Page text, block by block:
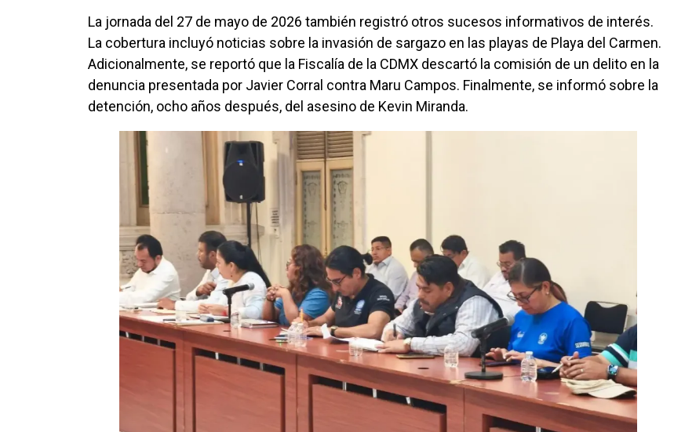
La jornada del 27 de mayo de 2026 también registró otros sucesos informativos de interés.
La cobertura incluyó noticias sobre la invasión de sargazo en las playas de Playa del Carmen.
Adicionalmente, se reportó que la Fiscalía de la CDMX descartó la comisión de un delito en la
denuncia presentada por Javier Corral contra Maru Campos. Finalmente, se informó sobre la
detención, ocho años después, del asesino de Kevin Miranda.